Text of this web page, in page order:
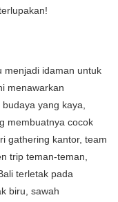
menjadi idaman untuk
menawarkan
yang kaya,
membuatnya cocok
gathering kantor, team
trip teman-teman,
terletak pada
biru, sawah